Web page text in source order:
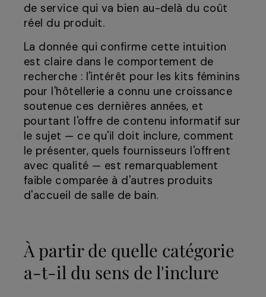
de service qui va bien au-delà du coût
réel du produit.
La donnée qui confirme cette intuition
est claire dans le comportement de
recherche : l'intérêt pour les kits féminins
pour l'hôtellerie a connu une croissance
soutenue ces dernières années, et
pourtant l'offre de contenu informatif sur
le sujet — ce qu'il doit inclure, comment
le présenter, quels fournisseurs l'offrent
avec qualité — est remarquablement
faible comparée à d'autres produits
d'accueil de salle de bain.
À partir de quelle catégorie
a-t-il du sens de l'inclure